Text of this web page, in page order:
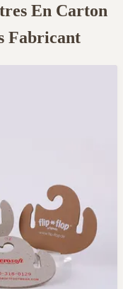
En Carton
Fabricant